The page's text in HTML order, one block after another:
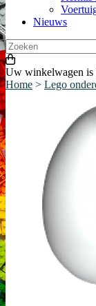
Nieuws
Uw winkelwagen is
Home > Lego